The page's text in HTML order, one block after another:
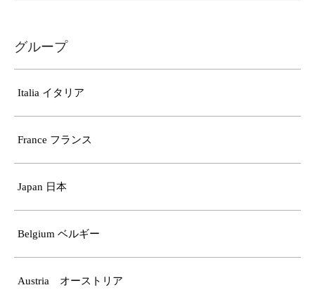
グループ
Italia イタリア
France フランス
Japan 日本
Belgium ベルギー
Austria オーストリア